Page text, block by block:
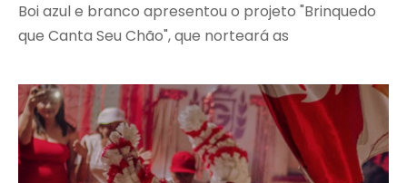
Boi azul e branco apresentou o projeto "Brinquedo
que Canta Seu Chão", que norteará as